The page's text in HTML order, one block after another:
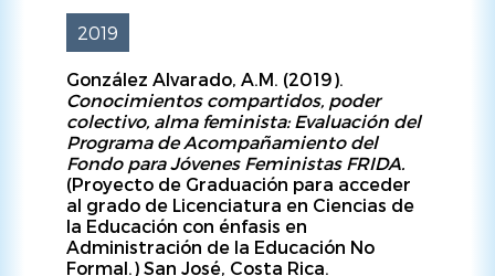
2019
González Alvarado, A.M. (2019).
Conocimientos compartidos, poder
colectivo, alma feminista: Evaluación del
Programa de Acompañamiento del
Fondo para Jóvenes Feministas FRIDA.
(Proyecto de Graduación para acceder
al grado de Licenciatura en Ciencias de
la Educación con énfasis en
Administración de la Educación No
Formal.) San José, Costa Rica.